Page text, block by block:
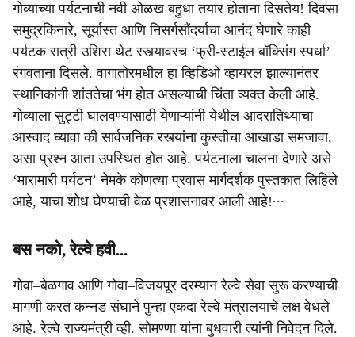
गोव्याच्या पर्यटनाची नवी ओळख बहुधा तयार होताना दिसतेय! दिवसा
समुद्रकिनारे, सूर्यास्त आणि निसर्गसौंदर्याचा आनंद घेणारे काही
पर्यटक रात्री उशिरा थेट रस्त्यावरच ‘फ्री-स्टाईल बॉक्सिंग स्पर्धा’
रंगवताना दिसले. वागातोरमधील हा व्हिडिओ व्हायरल झाल्यानंतर
स्थानिकांनी शांततेचा भंग होत असल्याची चिंता व्यक्त केली आहे.
गोव्याला सुट्टी घालवण्यासाठी येणाऱ्यांनी येथील आदरातिथ्याचा
आस्वाद घ्यावा की सार्वजनिक रस्त्यांना कुस्तीचा आखाडा समजावा,
असा प्रश्न आता उपस्थित होत आहे. पर्यटनाला चालना देणारे असे
‘मारामारी पर्यटन’ नेमके कोणत्या प्रवास मार्गदर्शक पुस्तकात लिहिले
आहे, याचा शोध घेण्याची वेळ प्रशासनावर आली आहे!∙∙∙
बस नको, रेल्वे हवी...
गोवा–बेळगाव आणि गोवा–विजयपूर दरम्यान रेल्वे सेवा सुरू करण्याची
मागणी करत कन्नड संघाने पुन्हा एकदा रेल्वे मंत्रालयाचे लक्ष वेधले
आहे. रेल्वे राज्यमंत्री व्ही. सोमण्णा यांना बुधवारी त्यांनी निवेदन दिले.